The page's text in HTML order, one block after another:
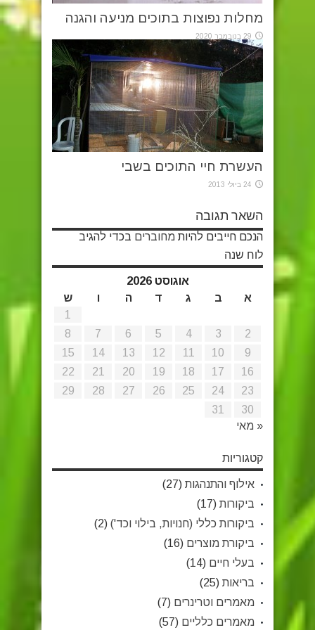
מחלות נפוצות בתוכים מניעה והגנה
29 בנובמבר 2020
העשרת חיי התוכים בשבי
24 ביולי 2013
השאר תגובה
הנכם חייבים להיות מחוברים בכדי להגיב
לוח שנה
אוגוסט 2026
א
ב ג ד ה ו
ש
1
2
3
4
5
6
7
8
9
10
11
12
13
14
15
16
17
18
19
20
21
22
23
24
25
26
27
28
29
30
31
« מאי
קטגוריות
אילוף והתנהגות (27)
ביקורות (17)
ביקורות כללי (חנויות, בילוי וכד') (2)
ביקורת מוצרים (16)
בעלי חיים (14)
בריאות (25)
מאמרים וטרינרים (7)
מאמרים כלליים (57)